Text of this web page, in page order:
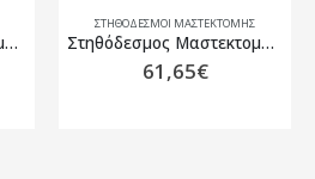
Στηθόδεσμος Μαστεκτομής Amoena Lara SB Μαύρο
ΣΤΗΘΌΔΕΣΜΟΙ ΜΑΣΤΕΚΤΟΜΉΣ
Στηθόδεσμος Μαστεκτομής Amoena Mara SB Μπεζ
61,65€